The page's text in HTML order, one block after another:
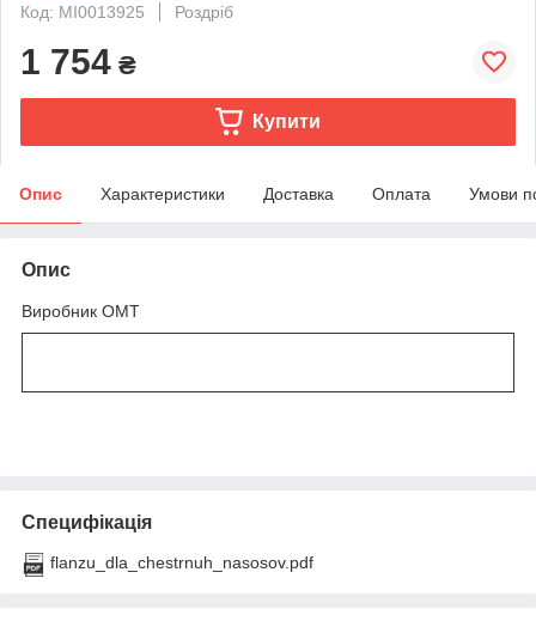
Код: MI0013925
Роздріб
1 754 ₴
Купити
Опис Характеристики Доставка Оплата Умови
Опис
Виробник OMT
Специфікація
flanzu_dla_chestrnuh_nasosov.pdf